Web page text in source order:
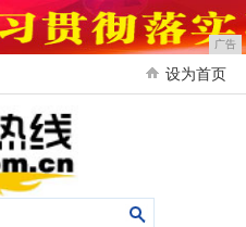
广告
设为首页